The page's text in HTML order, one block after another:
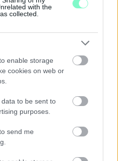
with the
collected.
enable storage
cookies on web or
to be sent to
purposes.
send me